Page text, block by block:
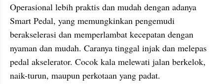
Operasional lebih praktis dan mudah dengan adanya
Smart Pedal, yang memungkinkan pengemudi
berakselerasi dan memperlambat kecepatan dengan
nyaman dan mudah. Caranya tinggal injak dan melepas
pedal akselerator. Cocok kala melewati jalan berkelok,
naik-turun, maupun perkotaan yang padat.